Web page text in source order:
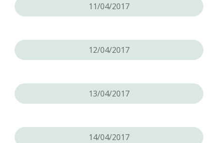
11/04/2017
12/04/2017
13/04/2017
14/04/2017